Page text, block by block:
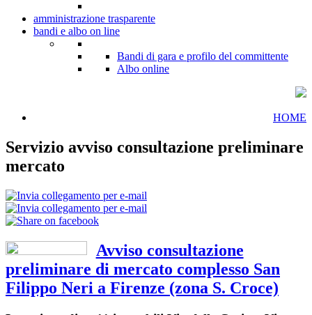
amministrazione trasparente
bandi e albo on line
Bandi di gara e profilo del committente
Albo online
HOME
Servizio avviso consultazione preliminare
mercato
Avviso consultazione
preliminare di mercato complesso San
Filippo Neri a Firenze (zona S. Croce)